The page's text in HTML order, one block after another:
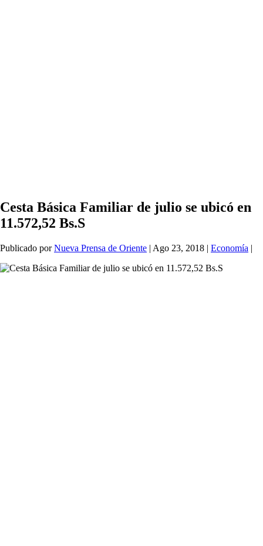
Cesta Básica Familiar de julio se ubicó en
11.572,52 Bs.S
Publicado porNueva Prensa de Oriente | Ago 23, 2018 | Economía |